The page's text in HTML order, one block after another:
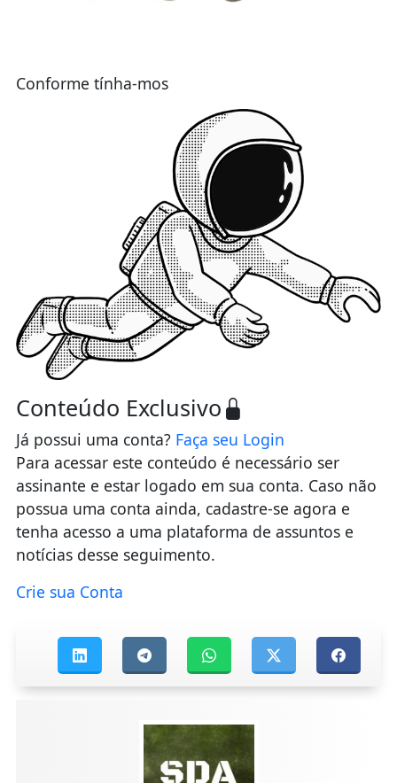
Conforme tínha-mos
Conteúdo Exclusivo
Já possui uma conta? Faça seu Login
Para acessar este conteúdo é necessário ser
assinante e estar logado em sua conta. Caso não
possua uma conta ainda, cadastre-se agora e
tenha acesso a uma plataforma de assuntos e
notícias desse seguimento.
Crie sua Conta